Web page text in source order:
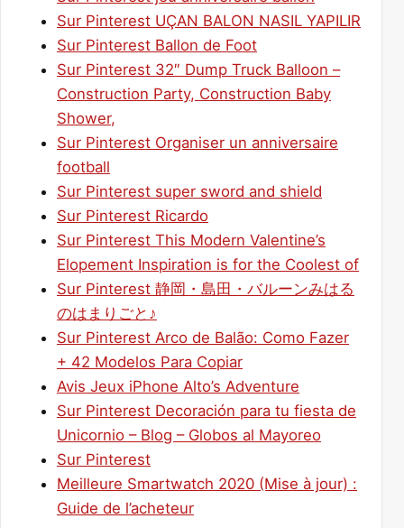
Sur Pinterest UÇAN BALON NASIL YAPILIR
Sur Pinterest Ballon de Foot
Sur Pinterest 32″ Dump Truck Balloon –
Construction Party, Construction Baby
Shower,
Sur Pinterest Organiser un anniversaire
football
Sur Pinterest super sword and shield
Sur Pinterest Ricardo
Sur Pinterest This Modern Valentine’s
Elopement Inspiration is for the Coolest of
Sur Pinterest 静岡・島田・バルーンみはる
のはまりごと♪
Sur Pinterest Arco de Balão: Como Fazer
+ 42 Modelos Para Copiar
Avis Jeux iPhone Alto’s Adventure
Sur Pinterest Decoración para tu fiesta de
Unicornio – Blog – Globos al Mayoreo
Sur Pinterest
Meilleure Smartwatch 2020 (Mise à jour) :
Guide de l’acheteur